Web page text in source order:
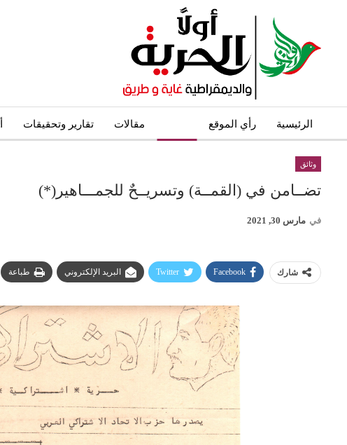
الرئيسية رأي الموقع مقالات تقارير وتحقيقات
وثائق
تضــامن في (القمــة) وتسريــحٌ للجمـــاهير(*)
في مارس 30, 2021
شارك Facebook
Twitter البريد الإلكتروني طباعة